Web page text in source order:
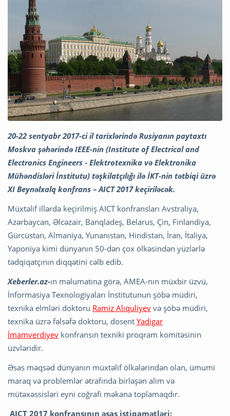
20-22 sentyabr 2017-ci il tarixlərində Rusiyanın paytaxtı
Moskva şəhərində IEEE-nin (Institute of Electrical and
Electronics Engineers - Elektrotexnika və Elektronika
Mühəndisləri İnstitutu) təşkilatçılığı ilə İKT-nin tətbiqi üzrə
XI Beynəlxalq konfrans – AICT 2017 keçiriləcək.
Müxtəlif illərdə keçirilmiş AICT konfransları Avstraliya,
Azərbaycan, Əlcəzair, Banqladeş, Belarus, Çin, Finlandiya,
Gürcüstan, Almaniya, Yunanıstan, Hindistan, İran, İtaliya,
Yaponiya kimi dünyanın 50-dən çox ölkəsindən yüzlərlə
tədqiqatçının diqqətini cəlb edib.
Xeberler.az-ın məlumatına görə, AMEA-nın müxbir üzvü,
İnformasiya Texnologiyaları İnstitutunun şöbə müdiri,
texnika elmləri doktoru Ramiz Alıquliyev və şöbə müdiri,
texnika üzrə fəlsəfə doktoru, dosent Yadigar
İmamverdiyev konfransın texniki proqram komitəsinin
üzvləridir.
Əsas məqsəd dünyanın müxtəlif ölkələrindən olan, ümumi
maraq və problemlər ətrafında birləşən alim və
mütəxəssisləri eyni coğrafi məkana toplamaqdır.
AICT 2017 konfransının əsas istiqamətləri: